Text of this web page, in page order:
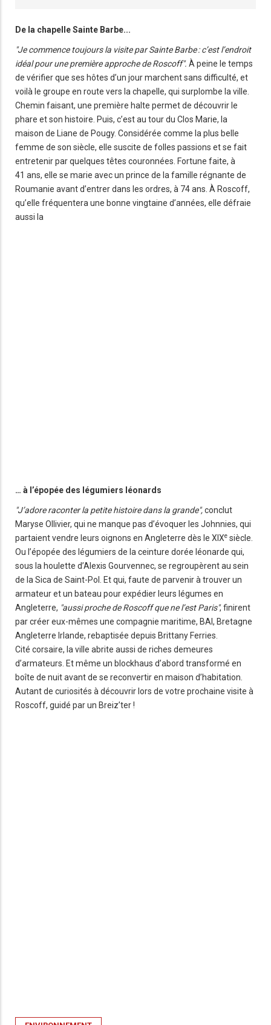
De la chapelle Sainte Barbe...
"Je commence toujours la visite par Sainte Barbe : c’est l’endroit
idéal pour une première approche de Roscoff". À peine le temps
de vérifier que ses hôtes d’un jour marchent sans difficulté, et
voilà le groupe en route vers la chapelle, qui surplombe la ville.
Chemin faisant, une première halte permet de découvrir le
phare et son histoire. Puis, c’est au tour du Clos Marie, la
maison de Liane de Pougy. Considérée comme la plus belle
femme de son siècle, elle suscite de folles passions et se fait
entretenir par quelques têtes couronnées. Fortune faite, à
41 ans, elle se marie avec un prince de la famille régnante de
Roumanie avant d’entrer dans les ordres, à 74 ans. À Roscoff,
qu’elle fréquentera une bonne vingtaine d’années, elle défraie
aussi la
… à l’épopée des légumiers léonards
"J’adore raconter la petite histoire dans la grande",conclut
Maryse Ollivier, qui ne manque pas d’évoquer les Johnnies, qui
partaient vendre leurs oignons en Angleterre dès le XIXe siècle.
Ou l’épopée des légumiers de la ceinture dorée léonarde qui,
sous la houlette d’Alexis Gourvennec, se regroupèrent au sein
de la Sica de Saint-Pol. Et qui, faute de parvenir à trouver un
armateur et un bateau pour expédier leurs légumes en
Angleterre, "aussi proche de Roscoff que ne l’est Paris", finirent
par créer eux-mêmes une compagnie maritime, BAI, Bretagne
Angleterre Irlande, rebaptisée depuis Brittany Ferries.
Cité corsaire, la ville abrite aussi de riches demeures
d’armateurs. Et même un blockhaus d’abord transformé en
boîte de nuit avant de se reconvertir en maison d’habitation.
Autant de curiosités à découvrir lors de votre prochaine visite à
Roscoff, guidé par un Breiz’ter !